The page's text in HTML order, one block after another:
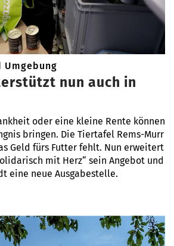
nun auch in
oder eine kleine Rente können
bringen. Die Tiertafel Rems-Murr
Geld fürs Futter fehlt. Nun erweitert
mit Herz“ sein Angebot und
eine neue Ausgabestelle.